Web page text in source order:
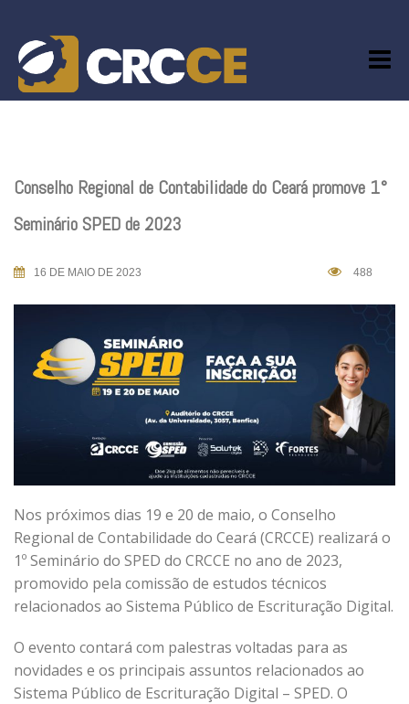
content
Conselho Regional de Contabilidade do Ceará promove 1°
Seminário SPED de 2023
16 DE MAIO DE 2023 488
Nos próximos dias 19 e 20 de maio, o Conselho
Regional de Contabilidade do Ceará (CRCCE) realizará o
1º Seminário do SPED do CRCCE no ano de 2023,
promovido pela comissão de estudos técnicos
relacionados ao Sistema Público de Escrituração Digital.
O evento contará com palestras voltadas para as
novidades e os principais assuntos relacionados ao
Sistema Público de Escrituração Digital – SPED. O